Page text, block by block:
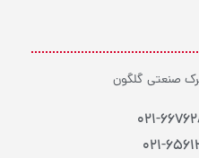
صنعتی گلگون
021-
021-